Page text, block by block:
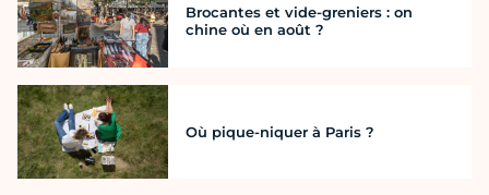
Brocantes et vide-greniers : on
chine où en août ?
Où pique-niquer à Paris ?